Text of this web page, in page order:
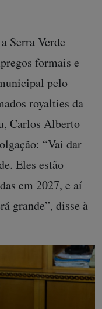
Serra Verde
formais e
pelo
royalties da
Carlos Alberto
“Vai dar
Eles estão
em 2027, e aí
grande”, disse à